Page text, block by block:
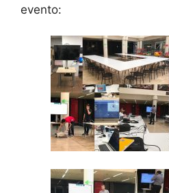
evento: